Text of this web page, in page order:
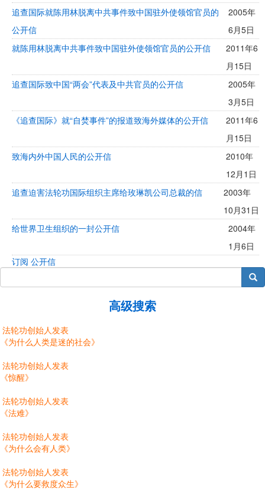
追查国际就陈用林脱离中共事件致中国驻外使领馆官员的
公开信
2005年
6月5日
就陈用林脱离中共事件致中国驻外使领馆官员的公开信
2011年6
月15日
追查国际致中国“两会”代表及中共官员的公开信
2005年
3月5日
《追查国际》就“自焚事件”的报道致海外媒体的公开信
2011年6
月15日
致海内外中国人民的公开信
2010年
12月1日
追查迫害法轮功国际组织主席给玫琳凯公司总裁的信
2003年
10月31日
给世界卫生组织的一封公开信
2004年
1月6日
订阅 公开信
搜索
高级搜索
法轮功创始人发表
《为什么人类是迷的社会》
法轮功创始人发表
《惊醒》
法轮功创始人发表
《法难》
法轮功创始人发表
《为什么会有人类》
法轮功创始人发表
《为什么要救度众生》